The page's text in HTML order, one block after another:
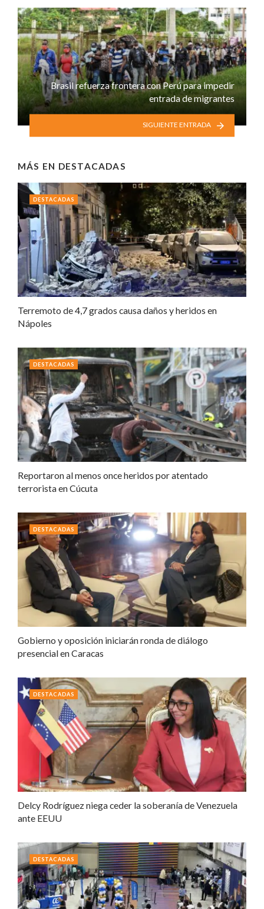
Brasil refuerza frontera con Perú para impedir
entrada de migrantes
SIGUIENTE ENTRADA
MÁS EN DESTACADAS
Terremoto de 4,7 grados causa daños y heridos en
Nápoles
DESTACADAS
Reportaron al menos once heridos por atentado
terrorista en Cúcuta
DESTACADAS
Gobierno y oposición iniciarán ronda de diálogo
presencial en Caracas
DESTACADAS
Delcy Rodríguez niega ceder la soberanía de Venezuela
ante EEUU
DESTACADAS
DESTACADAS